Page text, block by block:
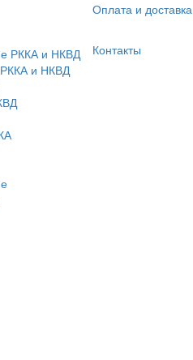
РККА и НКВД
РККА и НКВД
Оплата и доставка
Контакты